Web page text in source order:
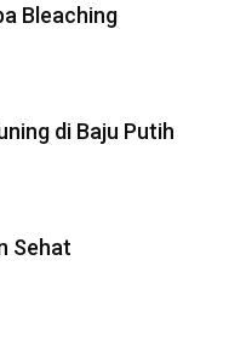
Bleaching
di Baju Putih
Sehat